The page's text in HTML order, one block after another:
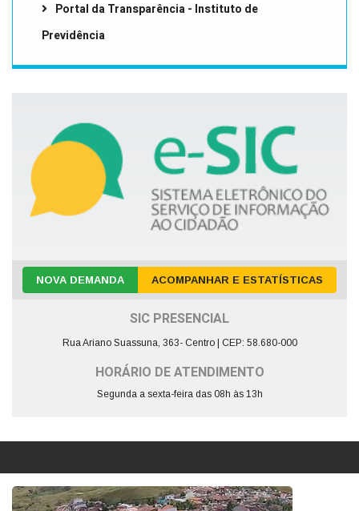
Portal da Transparência - Instituto de
Previdência
NOVA DEMANDA ACOMPANHAR E ESTATÍSTICAS
SIC PRESENCIAL
Rua Ariano Suassuna, 363- Centro | CEP: 58.680-000
HORÁRIO DE ATENDIMENTO
Segunda a sexta-feira das 08h às 13h